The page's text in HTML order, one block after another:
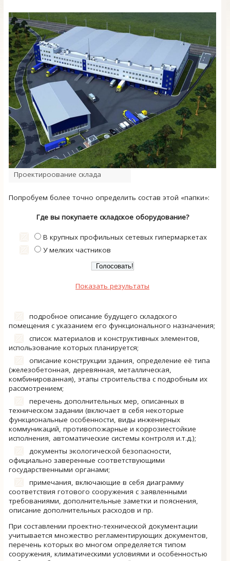
Проектироование склада
Попробуем более точно определить состав этой «папки»:
Где вы покупаете складское оборудование?
В крупных профильных сетевых гипермаркетах
У мелких частников
Показать результаты
подробное описание будущего складского
помещения с указанием его функционального назначения;
список материалов и конструктивных элементов,
использование которых планируется;
описание конструкции здания, определение её типа
(железобетонная, деревянная, металлическая,
комбинированная), этапы строительства с подробным их
рассмотрением;
перечень дополнительных мер, описанных в
техническом задании (включает в себя некоторые
функциональные особенности, виды инженерных
коммуникаций, противопожарные и коррозиестойкие
исполнения, автоматические системы контроля и.т.д.);
документы экологической безопасности,
официально заверенные соответствующими
государственными органами;
примечания, включающие в себя диаграмму
соответствия готового сооружения с заявленными
требованиями, дополнительные заметки и пояснения,
описание дополнительных расходов и пр.
При составлении проектно-технической документации
учитывается множество регламентирующих документов,
перечень которых во многом определяется типом
сооружения, климатическими условиями и особенностью